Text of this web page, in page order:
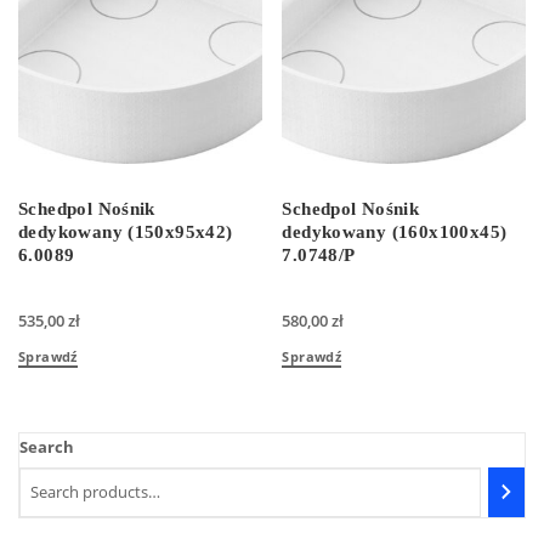
Schedpol Nośnik
dedykowany (150x95x42)
6.0089
535,00zł
Sprawdź
Schedpol Nośnik
dedykowany (160x100x45)
7.0748/P
580,00zł
Sprawdź
Search